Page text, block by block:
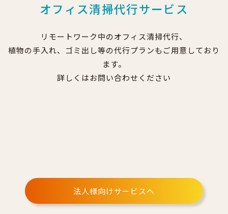
オフィス清掃代行サービス
リモートワーク中のオフィス清掃代行、
植物の手入れ、ゴミ出し等の代行プランもご用意しており
ます。
詳しくはお問い合わせください
法人様向けサービスへ